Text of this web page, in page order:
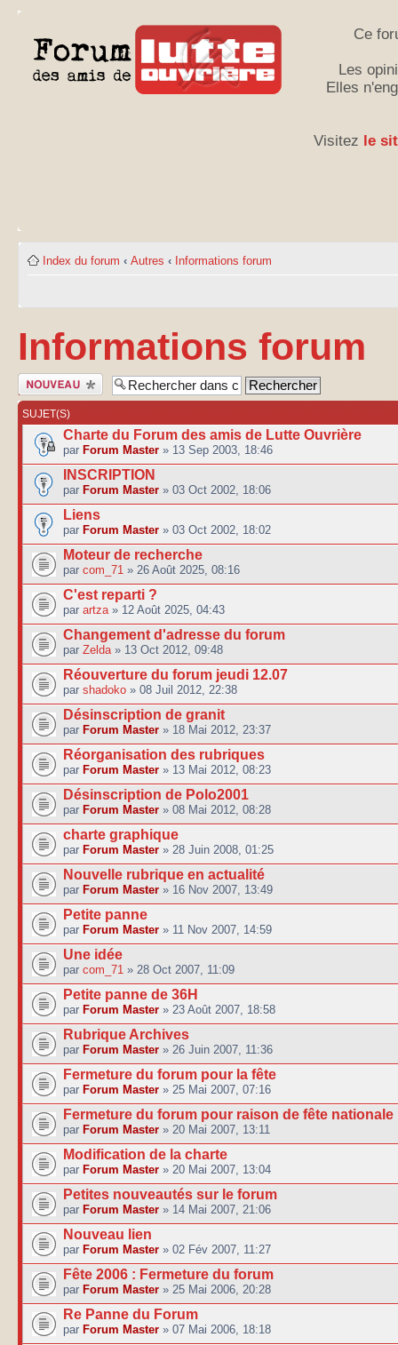
Ce
Les
Elles
Visitez le
Index du forum ‹ Autres ‹ Informations forum
Informations forum
Publier un
nouveau sujet
SUJET(S)
Charte du Forum des amis de Lutte Ouvrière
par Forum Master » 13 Sep 2003, 18:46
INSCRIPTION
par Forum Master » 03 Oct 2002, 18:06
Liens
par Forum Master » 03 Oct 2002, 18:02
Moteur de recherche
par com_71 » 26 Août 2025, 08:16
C'est reparti ?
par artza » 12 Août 2025, 04:43
Changement d'adresse du forum
par Zelda » 13 Oct 2012, 09:48
Réouverture du forum jeudi 12.07
par shadoko » 08 Juil 2012, 22:38
Désinscription de granit
par Forum Master » 18 Mai 2012, 23:37
Réorganisation des rubriques
par Forum Master » 13 Mai 2012, 08:23
Désinscription de Polo2001
par Forum Master » 08 Mai 2012, 08:28
charte graphique
par Forum Master » 28 Juin 2008, 01:25
Nouvelle rubrique en actualité
par Forum Master » 16 Nov 2007, 13:49
Petite panne
par Forum Master » 11 Nov 2007, 14:59
Une idée
par com_71 » 28 Oct 2007, 11:09
Petite panne de 36H
par Forum Master » 23 Août 2007, 18:58
Rubrique Archives
par Forum Master » 26 Juin 2007, 11:36
Fermeture du forum pour la fête
par Forum Master » 25 Mai 2007, 07:16
Fermeture du forum pour raison de fête nationale
par Forum Master » 20 Mai 2007, 13:11
Modification de la charte
par Forum Master » 20 Mai 2007, 13:04
Petites nouveautés sur le forum
par Forum Master » 14 Mai 2007, 21:06
Nouveau lien
par Forum Master » 02 Fév 2007, 11:27
Fête 2006 : Fermeture du forum
par Forum Master » 25 Mai 2006, 20:28
Re Panne du Forum
par Forum Master » 07 Mai 2006, 18:18